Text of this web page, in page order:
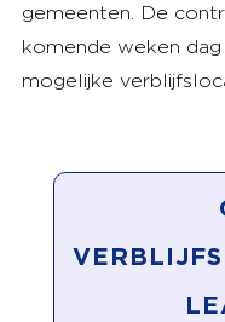
gemeenten. De
komende weken
mogelijke